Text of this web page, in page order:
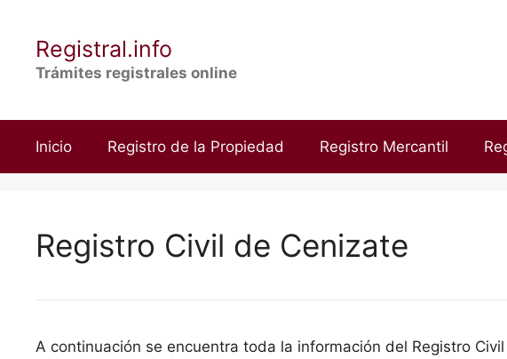
contenidoRegistral.info
Trámites registrales online
Inicio Registro de la Propiedad Registro Mercantil
Registro Civil de Cenizate
A continuación se encuentra toda la información del Registro